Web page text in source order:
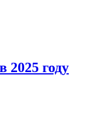
2025 году